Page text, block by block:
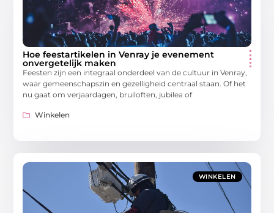
Hoe feestartikelen in Venray je evenement
onvergetelijk maken
Feesten zijn een integraal onderdeel van de cultuur in Venray,
waar gemeenschapszin en gezelligheid centraal staan. Of het
nu gaat om verjaardagen, bruiloften, jubilea of
Winkelen
WINKELEN